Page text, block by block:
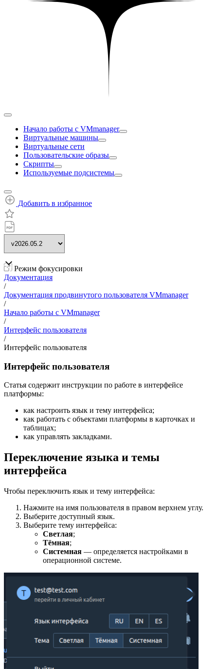
Начало работы с VMmanager
Виртуальные машины
Виртуальные сети
Пользовательские образы
Скрипты
Используемые подсистемы
Добавить в избранное
Режим фокусировки
Документация
/
Документация продвинутого пользователя VMmanager
/
Начало работы с VMmanager
/
Интерфейс пользователя
/
Интерфейс пользователя
Интерфейс пользователя
Статья содержит инструкции по работе в интерфейсе
платформы:
как настроить язык и тему интерфейса;
как работать с объектами платформы в карточках и
таблицах;
как управлять закладками.
Переключение языка и темы
интерфейса
Чтобы переключить язык и тему интерфейса:
Нажмите на имя пользователя в правом верхнем углу.
Выберите доступный язык.
Выберите тему интерфейса:
Светлая;
Тёмная;
Системная — определяется настройками в
операционной системе.